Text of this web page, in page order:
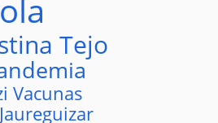
Tejo
Vacunas